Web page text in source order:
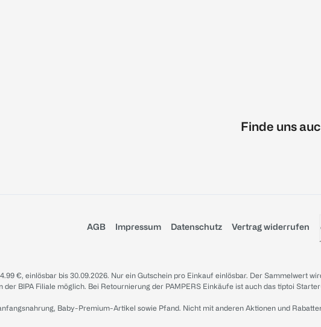
Finde uns
AGB Impressum Datenschutz Vertrag widerrufen
€, einlösbar bis 30.09.2026. Nur ein Gutschein pro Einkauf einlösbar. Der Sammelwert
BIPA Filiale möglich. Bei Retournierung der PAMPERS Einkäufe ist auch das tiptoi
Baby-Premium-Artikel sowie Pfand. Nicht mit anderen Aktionen und